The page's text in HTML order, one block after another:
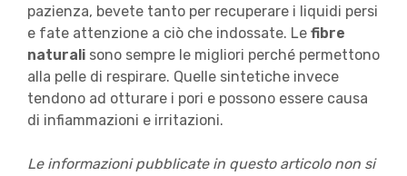
pazienza, bevete tanto per recuperare i liquidi persi
e fate attenzione a ciò che indossate. Le fibre
naturali sono sempre le migliori perché permettono
alla pelle di respirare. Quelle sintetiche invece
tendono ad otturare i pori e possono essere causa
di infiammazioni e irritazioni.
Le informazioni pubblicate in questo articolo non si